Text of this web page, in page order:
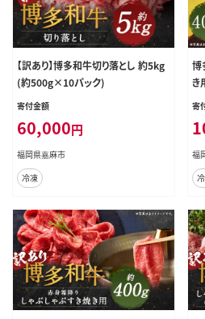
【訳あり】博多和牛切り落とし 約5kg
(約500g×10パック)
寄付金額
60,000円
福岡県嘉麻市
冷凍
博
き
寄
福